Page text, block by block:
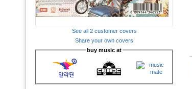
See all 2 customer covers
Share your own covers
buy music at